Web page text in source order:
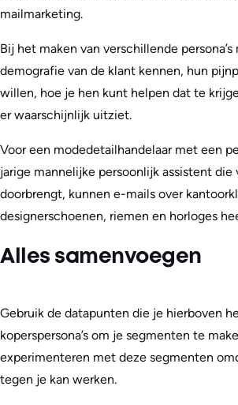
mailmarketing.
Bij het maken van verschillende
demografie van de klant kennen, hun
willen, hoe je hen kunt helpen dat te
er waarschijnlijk uitziet.
Voor een modedetailhandelaar met een
jarige mannelijke persoonlijk assistent
doorbrengt, kunnen e-mails over
designerschoenen, riemen en horloges
Alles samenvoegen
Gebruik de datapunten die je hierboven
koperspersona’s om je segmenten te
experimenteren met deze segmenten
tegen je kan werken.